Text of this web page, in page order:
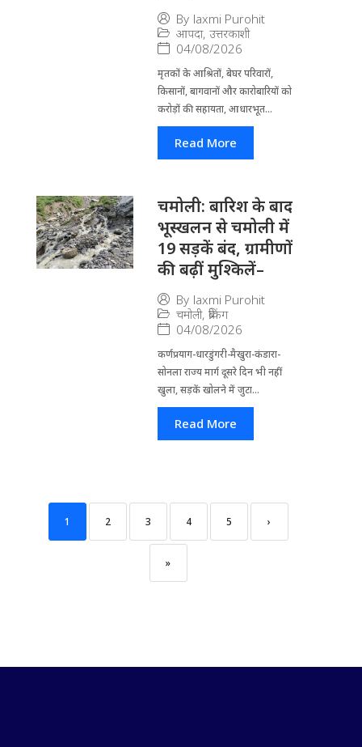
By laxmi Purohit
आपदा, उत्तरकाशी
04/08/2026
मृतकों के आश्रितों, बेघर परिवारों,
किसानों, बागवानों और कारोबारियों को
करोड़ों की सहायता, आधारभूत...
Read More
चमोली: बारिश के बाद
भूस्खलन से चमोली में
19 सड़कें बंद, ग्रामीणों
की बढ़ीं मुश्किलें–
By laxmi Purohit
चमोली, ब्रेकिंग
04/08/2026
कर्णप्रयाग-धारडुंगरी-मैखुरा-कंडारा-
सोनला राज्य मार्ग दूसरे दिन भी नहीं
खुला, सड़कें खोलने में जुटा...
Read More
1 2 3 4 5 ›
»